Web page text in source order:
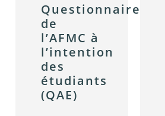
Questionnaires
de
l’AFMC à
l’intention
des
étudiants
(QAE)